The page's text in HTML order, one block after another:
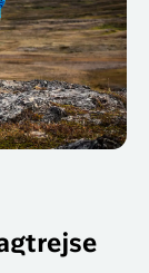
Flyrejser til
Qaqortoq
Flyrejser til
en
om